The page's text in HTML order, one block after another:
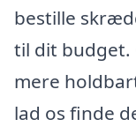
bestille
til dit budget.
mere
lad os finde